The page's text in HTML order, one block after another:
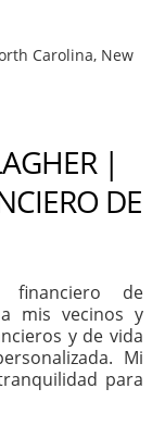
Carolina, New
|
DE
financiero de
mis vecinos y
y de vida
Mi
para